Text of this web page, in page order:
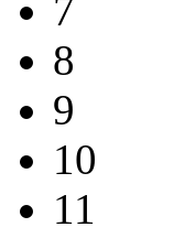
7
8
9
10
11